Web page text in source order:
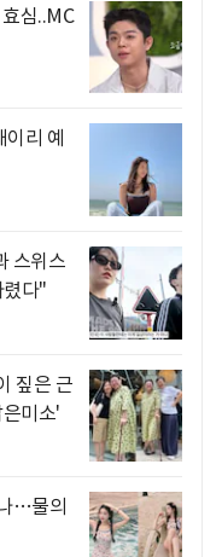
심..MC
리 예
스위스
렸다"
짚은 근
미소'
…물의